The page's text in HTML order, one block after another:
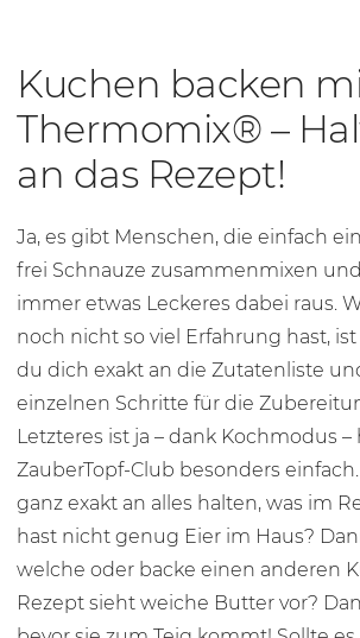
Kuchen backen
Thermomix® –
an das Rezept!
Ja, es gibt Menschen, die einfach
frei Schnauze zusammenmixen
immer etwas Leckeres dabei raus.
noch nicht so viel Erfahrung hast, ist
du dich exakt an die Zutatenliste
einzelnen Schritte für die
Letzteres ist ja – dank Kochmodus –
ZauberTopf-Club besonders
ganz exakt an alles halten, was im
hast nicht genug Eier im Haus?
welche oder backe einen anderen
Rezept sieht weiche Butter vor?